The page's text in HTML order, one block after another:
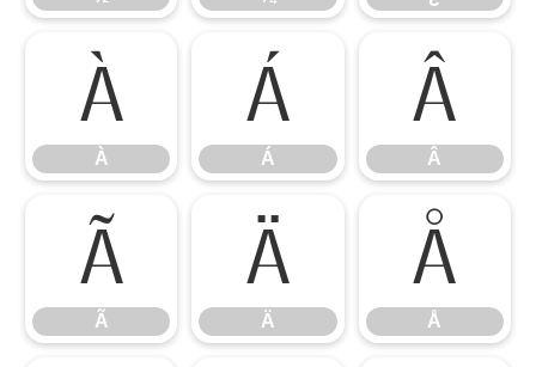
À
À
Á
Á
Â
Â
Ã
Ã
Ä
Ä
Å
Å